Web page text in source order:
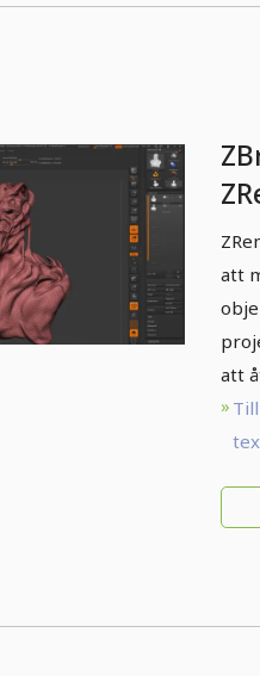
att
att
Till